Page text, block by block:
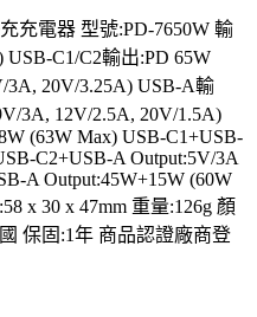
充電器 型號:PD-7650W 輸
USB-C1/C2輸出:PD 65W
3A, 20V/3.25A) USB-A輸
3A, 12V/2.5A, 20V/1.5A)
(63W Max) USB-C1+USB-
C2+USB-A Output:5V/3A
A Output:45W+15W (60W
x 30 x 47mm 重量:126g 顏
保固:1年 商品認證廠商登